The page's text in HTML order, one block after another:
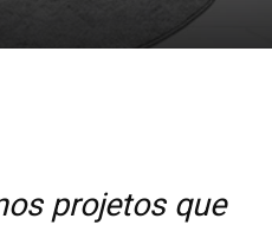
projetos que